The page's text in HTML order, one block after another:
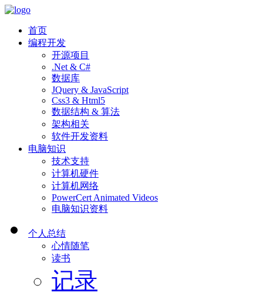
首页
编程开发
开源项目
.Net & C#
数据库
JQuery & JavaScript
Css3 & Html5
数据结构 & 算法
架构相关
软件开发资料
电脑知识
技术支持
计算机硬件
计算机网络
PowerCert Animated Videos
电脑知识资料
个人总结
心情随笔
读书
记录